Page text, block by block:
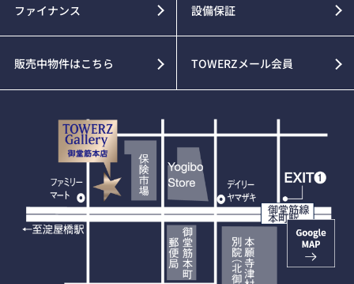
ファイナンス 設備保証
販売中物件はこちら TOWERZメール会員